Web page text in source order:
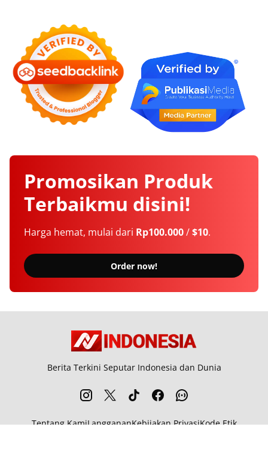
Promosikan Produk
Terbaikmu disini!
Harga hemat, mulai dari Rp100.000/$10.
Order now!
Berita Terkini Seputar Indonesia dan Dunia
Tentang KamiLanggananKebijakan PrivasiKode Etik